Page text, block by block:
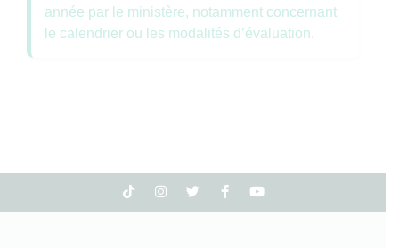
année par le ministère, notamment concernant
le calendrier ou les modalités d’évaluation.